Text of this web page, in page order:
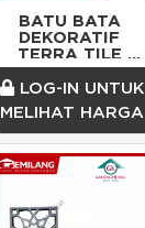
BATU BATA
DEKORATIF
TERRA TILE
TERRA
CEDAR/DOS
LOG-IN UNTUK
MELIHAT HARGA